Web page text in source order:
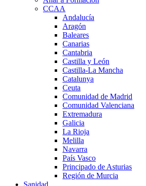
CCAA
Andalucía
Aragón
Baleares
Canarias
Cantabria
Castilla y León
Castilla-La Mancha
Catalunya
Ceuta
Comunidad de Madrid
Comunidad Valenciana
Extremadura
Galicia
La Rioja
Melilla
Navarra
País Vasco
Principado de Asturias
Región de Murcia
Sanidad